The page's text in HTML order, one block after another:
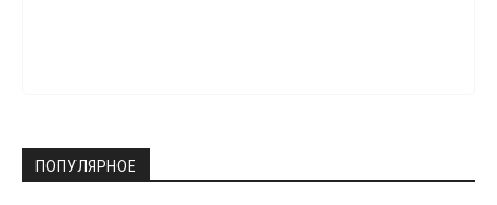
ПОПУЛЯРНОЕ